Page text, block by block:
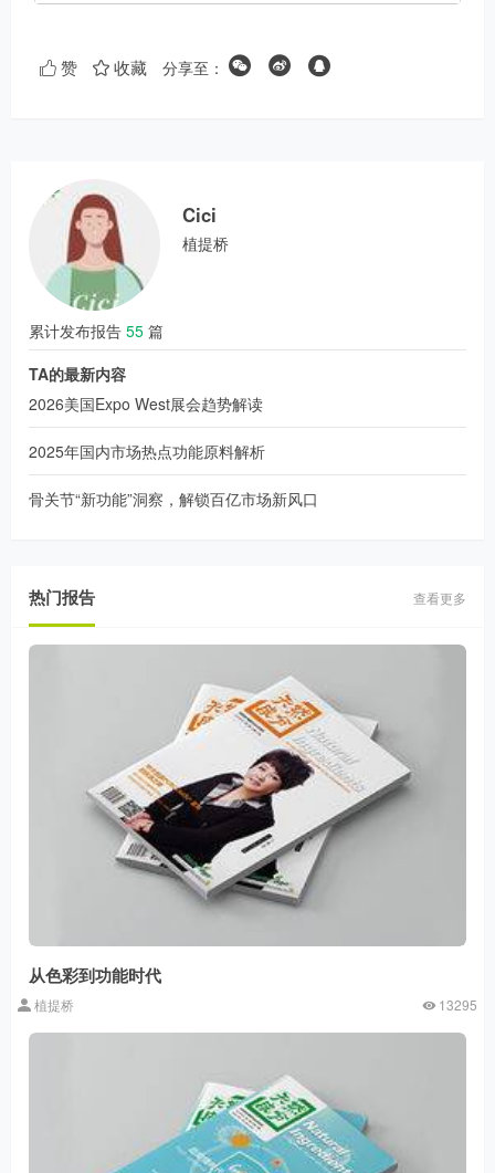
赞 收藏 分享至：
Cici
植提桥
累计发布报告 55 篇
TA的最新内容
2026美国Expo West展会趋势解读
2025年国内市场热点功能原料解析
骨关节“新功能”洞察，解锁百亿市场新风口
热门报告 查看更多
从色彩到功能时代
植提桥 13295